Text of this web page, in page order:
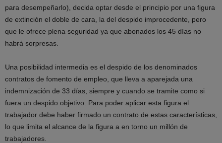
para desempeñarlo), decida optar desde el principio por una figura
de extinción el doble de cara, la del despido improcedente, pero
que le ofrece plena seguridad ya que abonados los 45 días no
habrá sorpresas.
Una posibilidad intermedia es el despido de los denominados
contratos de fomento de empleo, que lleva a aparejada una
indemnización de 33 días, siempre y cuando se tramite como si
fuera un despido objetivo. Para poder aplicar esta figura el
trabajador debe haber firmado un contrato de estas características,
lo que limita el alcance de la figura a en torno un millón de
trabajadores.